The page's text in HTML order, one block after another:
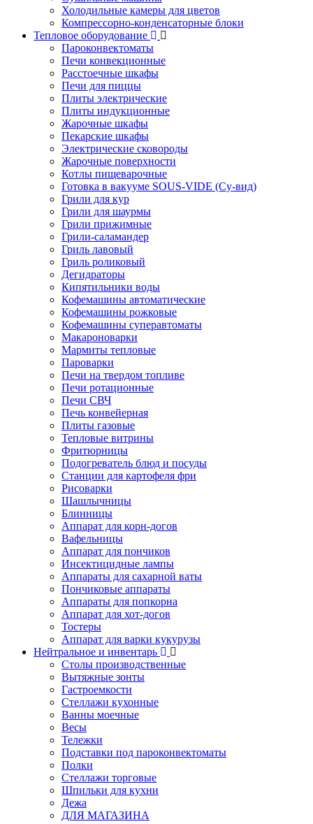
Холодильные камеры для цветов
Компрессорно-конденсаторные блоки
Тепловое оборудование
Пароконвектоматы
Печи конвекционные
Расстоечные шкафы
Печи для пиццы
Плиты электрические
Плиты индукционные
Жарочные шкафы
Пекарские шкафы
Электрические сковороды
Жарочные поверхности
Котлы пищеварочные
Готовка в вакууме SOUS-VIDE (Су-вид)
Грили для кур
Грили для шаурмы
Грили прижимные
Грили-саламандер
Гриль лавовый
Гриль роликовый
Дегидраторы
Кипятильники воды
Кофемашины автоматические
Кофемашины рожковые
Кофемашины суперавтоматы
Макароноварки
Мармиты тепловые
Пароварки
Печи на твердом топливе
Печи ротационные
Печи СВЧ
Печь конвейерная
Плиты газовые
Тепловые витрины
Фритюрницы
Подогреватель блюд и посуды
Станции для картофеля фри
Рисоварки
Шашлычницы
Блинницы
Аппарат для корн-догов
Вафельницы
Аппарат для пончиков
Инсектицидные лампы
Аппараты для сахарной ваты
Пончиковые аппараты
Аппараты для попкорна
Аппарат для хот-догов
Тостеры
Аппарат для варки кукурузы
Нейтральное и инвентарь
Столы производственные
Вытяжные зонты
Гастроемкости
Стеллажи кухонные
Ванны моечные
Весы
Тележки
Подставки под пароконвектоматы
Полки
Стеллажи торговые
Шпильки для кухни
Дежа
ДЛЯ МАГАЗИНА